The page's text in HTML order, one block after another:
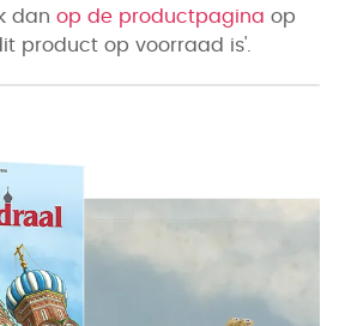
dan op de productpagina op
product op voorraad is'.